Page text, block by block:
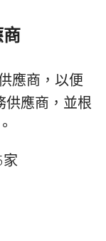
應商，以便
供應商，並根
家